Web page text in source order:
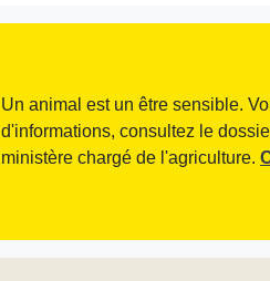
Un animal est un être sensible.
d'informations, consultez le
ministère chargé de l'agriculture.